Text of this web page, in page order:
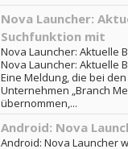
Nova Launcher:
Suchfunktion mit
Nova Launcher: Aktuelle
Nova Launcher: Aktuelle
Eine Meldung, die bei
Unternehmen „Branch
übernommen,...
Android: Nova
Android: Nova Launcher